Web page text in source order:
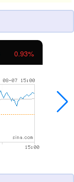
0.93%